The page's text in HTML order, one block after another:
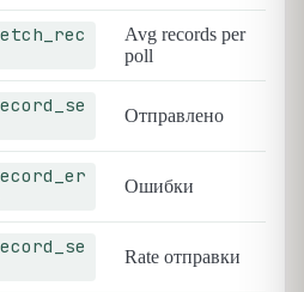
Avg records per
poll
Отправлено
Ошибки
Rate отправки